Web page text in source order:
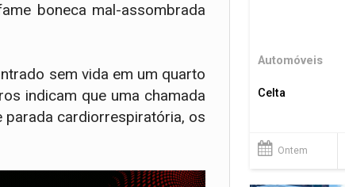
boneca mal-assombrada
sem vida em um quarto
indicam que uma chamada
cardiorrespiratória, os
Automóveis
Celta
Ontem